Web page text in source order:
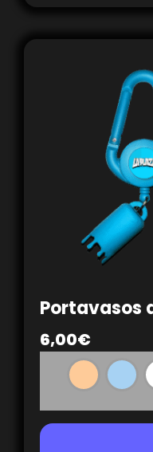
Portavasos
6,00€